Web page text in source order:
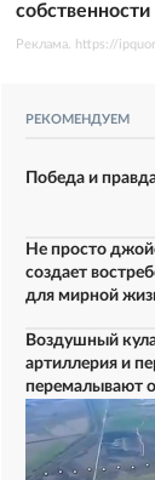
собственности
Реклама. https://
РЕКОМЕНДУЕМ
Победа и
Не просто
создает
для мирной
Воздушный
артиллерия и
перемалывают